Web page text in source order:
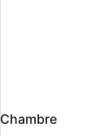
Chambre